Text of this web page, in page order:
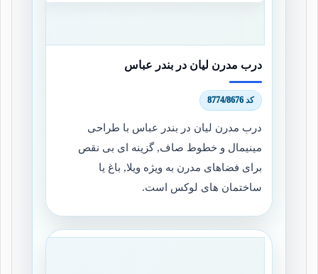
درب مدرن لیان در بندر عباس
کد 8774/8676
درب مدرن لیان در بندر عباس با طراحی
مینیمال و خطوط صاف, گزینه ای بی نقص
برای فضاهای مدرن به ویژه ویلا, باغ یا
ساختمان های لوکس است.